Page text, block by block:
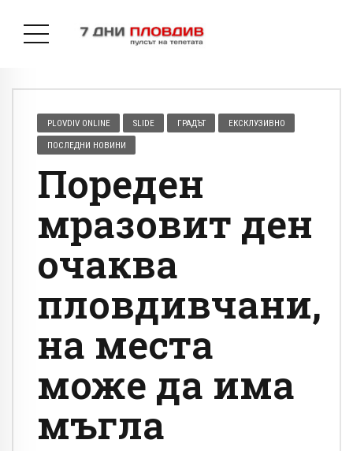
PLOVDIV ONLINE SLIDE ГРАДЪТ ЕКСКЛУЗИВНО
ПОСЛЕДНИ НОВИНИ
Пореден
мразовит ден
очаква
пловдивчани,
на места
може да има
мъгла